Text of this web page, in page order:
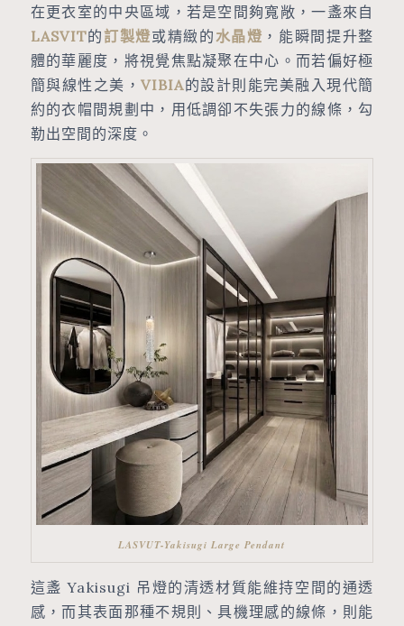
在更衣室的中央區域，若是空間夠寬敞，一盞來自
LASVIT的訂製燈或精緻的 水晶燈 ，能瞬間提升整
體的華麗度，將視覺焦點凝聚在中心。而若偏好極
簡與線性之美，VIBIA的設計則能完美融入現代簡
約的衣帽間規劃中，用低調卻不失張力的線條，勾
勒出空間的深度。
LASVUT-Yakisugi Large Pendant
這盞 Yakisugi 吊燈的清透材質能維持空間的通透
感，而其表面那種不規則、具機理感的線條，則能